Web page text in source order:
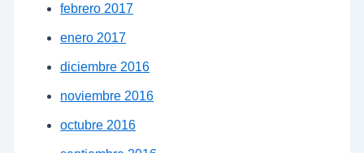
febrero 2017
enero 2017
diciembre 2016
noviembre 2016
octubre 2016